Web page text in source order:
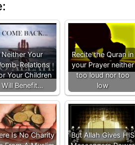
Neither Your
Relations
Your Children
Will Benefit…
Recite the Quran in
your Prayer neither
too loud nor too
low
Is No Charity
But Allah Gives HIS